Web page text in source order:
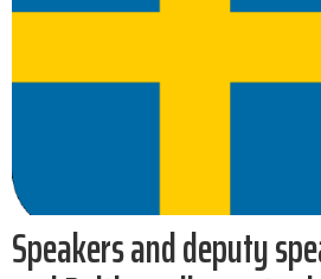
Speakers and deputy